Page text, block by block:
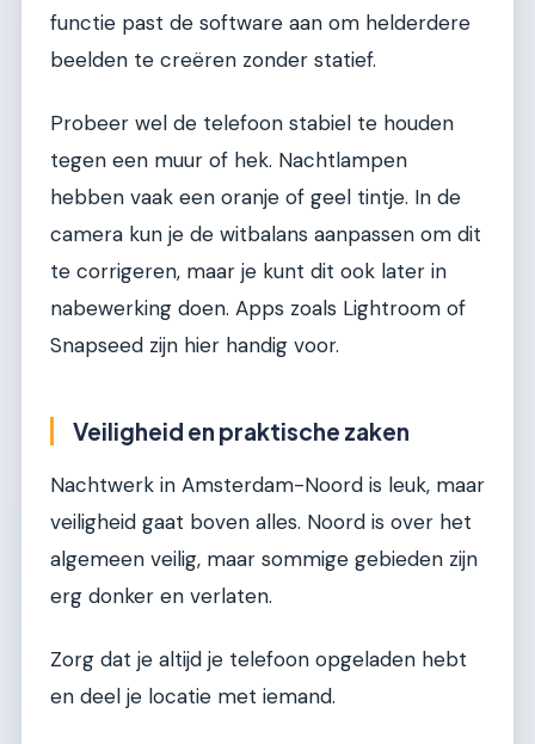
functie past de software aan om helderdere
beelden te creëren zonder statief.
Probeer wel de telefoon stabiel te houden
tegen een muur of hek. Nachtlampen
hebben vaak een oranje of geel tintje. In de
camera kun je de witbalans aanpassen om dit
te corrigeren, maar je kunt dit ook later in
nabewerking doen. Apps zoals Lightroom of
Snapseed zijn hier handig voor.
Veiligheid en praktische zaken
Nachtwerk in Amsterdam-Noord is leuk, maar
veiligheid gaat boven alles. Noord is over het
algemeen veilig, maar sommige gebieden zijn
erg donker en verlaten.
Zorg dat je altijd je telefoon opgeladen hebt
en deel je locatie met iemand.